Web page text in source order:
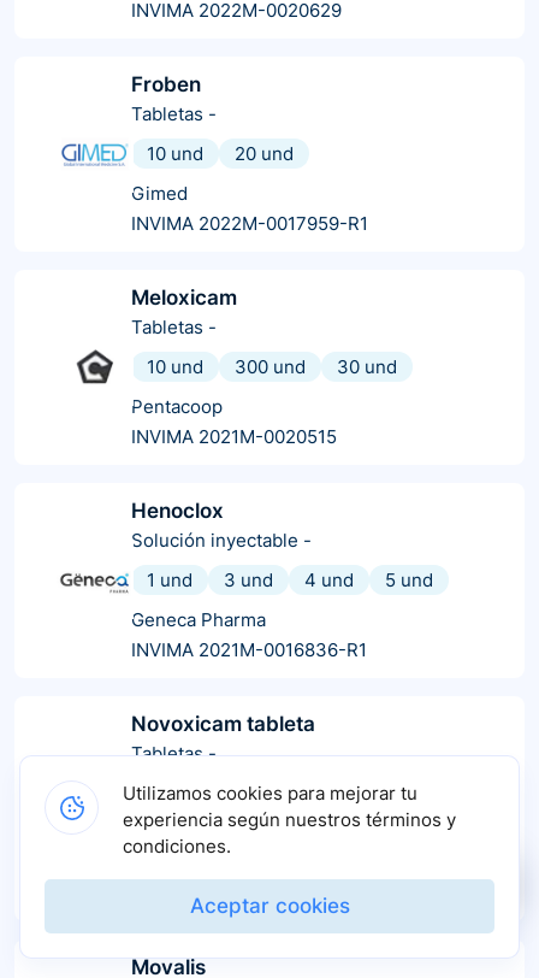
INVIMA 2022M-0020629
Froben
Tabletas -
10 und
20 und
Gimed
INVIMA 2022M-0017959-R1
Meloxicam
Tabletas -
10 und
300 und
30 und
Pentacoop
INVIMA 2021M-0020515
Henoclox
Solución inyectable -
1 und
3 und 4 und
5 und
Geneca Pharma
INVIMA 2021M-0016836-R1
Novoxicam tableta
Tabletas-
10 und
100 und 40 und
30 und
20 und
INVIMA 2019M-0018782
Movalis
Utilizamos cookies para mejorar tu
experiencia según nuestros términos y
condiciones.
Aceptar cookies